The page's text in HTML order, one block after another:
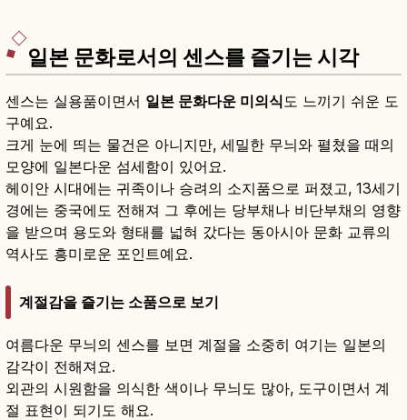
일본 문화로서의 센스를 즐기는 시각
센스는 실용품이면서 일본 문화다운 미의식도 느끼기 쉬운 도
구예요.
크게 눈에 띄는 물건은 아니지만, 세밀한 무늬와 펼쳤을 때의
모양에 일본다운 섬세함이 있어요.
헤이안 시대에는 귀족이나 승려의 소지품으로 퍼졌고, 13세기
경에는 중국에도 전해져 그 후에는 당부채나 비단부채의 영향
을 받으며 용도와 형태를 넓혀 갔다는 동아시아 문화 교류의
역사도 흥미로운 포인트예요.
계절감을 즐기는 소품으로 보기
여름다운 무늬의 센스를 보면 계절을 소중히 여기는 일본의
감각이 전해져요.
외관의 시원함을 의식한 색이나 무늬도 많아, 도구이면서 계
절 표현이 되기도 해요.